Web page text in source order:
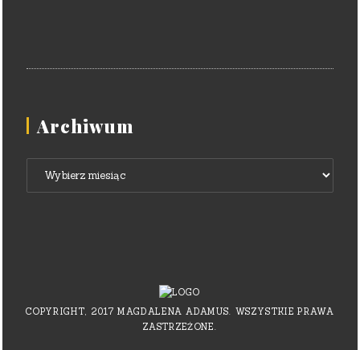
Archiwum
Archiwum
COPYRIGHT, 2017 MAGDALENA ADAMUS. WSZYSTKIE PRAWA
ZASTRZEŻONE.